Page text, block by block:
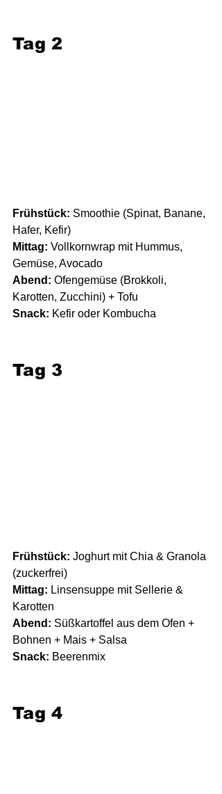
Tag 2
Frühstück: Smoothie (Spinat, Banane,
Hafer, Kefir)
Mittag: Vollkornwrap mit Hummus,
Gemüse, Avocado
Abend: Ofengemüse (Brokkoli,
Karotten, Zucchini) + Tofu
Snack: Kefir oder Kombucha
Tag 3
Frühstück: Joghurt mit Chia & Granola
(zuckerfrei)
Mittag: Linsensuppe mit Sellerie &
Karotten
Abend: Süßkartoffel aus dem Ofen +
Bohnen + Mais + Salsa
Snack: Beerenmix
Tag 4